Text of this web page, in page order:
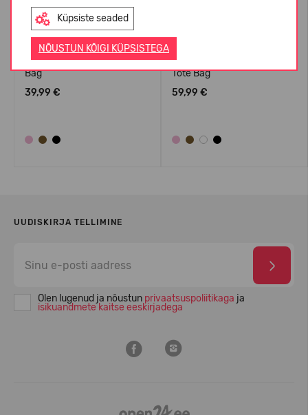
Küpsiste seaded
NÕUSTUN KÕIGI KÜPSISTEGA
Crocs™ Classic Small Tote
Bag
39,99 €
Crocs™ Classic Medium
Tote Bag
59,99 €
UUDISKIRJA TELLIMINE
Olen lugenud ja nõustun privaatsuspoliitikaga ja
isikuandmete kaitse eeskirjadega